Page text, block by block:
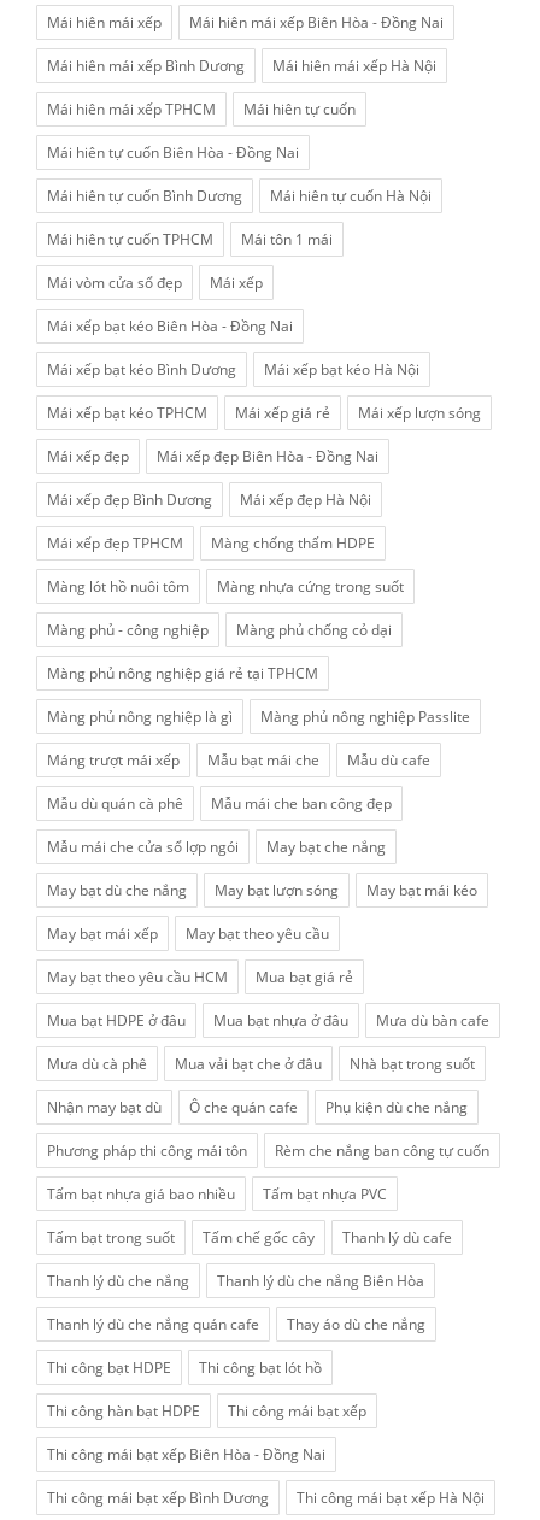
Mái hiên mái xếp Mái hiên mái xếp Biên Hòa - Đồng Nai
Mái hiên mái xếp Bình Dương Mái hiên mái xếp Hà Nội
Mái hiên mái xếp TPHCM Mái hiên tự cuốn
Mái hiên tự cuốn Biên Hòa - Đồng Nai
Mái hiên tự cuốn Bình Dương Mái hiên tự cuốn Hà Nội
Mái hiên tự cuốn TPHCM Mái tôn 1 mái
Mái vòm cửa sổ đẹp Mái xếp
Mái xếp bạt kéo Biên Hòa - Đồng Nai
Mái xếp bạt kéo Bình Dương Mái xếp bạt kéo Hà Nội
Mái xếp bạt kéo TPHCM Mái xếp giá rẻ Mái xếp lượn sóng
Mái xếp đẹp Mái xếp đẹp Biên Hòa - Đồng Nai
Mái xếp đẹp Bình Dương Mái xếp đẹp Hà Nội
Mái xếp đẹp TPHCM Màng chống thấm HDPE
Màng lót hồ nuôi tôm Màng nhựa cứng trong suốt
Màng phủ - công nghiệp Màng phủ chống cỏ dại
Màng phủ nông nghiệp giá rẻ tại TPHCM
Màng phủ nông nghiệp là gì Màng phủ nông nghiệp Passlite
Máng trượt mái xếp Mẫu bạt mái che Mẫu dù cafe
Mẫu dù quán cà phê Mẫu mái che ban công đẹp
Mẫu mái che cửa sổ lợp ngói May bạt che nắng
May bạt dù che nắng May bạt lượn sóng May bạt mái kéo
May bạt mái xếp May bạt theo yêu cầu
May bạt theo yêu cầu HCM Mua bạt giá rẻ
Mua bạt HDPE ở đâu Mua bạt nhựa ở đâu Mưa dù bàn cafe
Mưa dù cà phê Mua vải bạt che ở đâu Nhà bạt trong suốt
Nhận may bạt dù Ô che quán cafe Phụ kiện dù che nắng
Phương pháp thi công mái tôn Rèm che nắng ban công tự cuốn
Tấm bạt nhựa giá bao nhiều Tấm bạt nhựa PVC
Tấm bạt trong suốt Tấm chế gốc cây Thanh lý dù cafe
Thanh lý dù che nắng Thanh lý dù che nắng Biên Hòa
Thanh lý dù che nắng quán cafe Thay áo dù che nắng
Thi công bạt HDPE Thi công bạt lót hồ
Thi công hàn bạt HDPE Thi công mái bạt xếp
Thi công mái bạt xếp Biên Hòa - Đồng Nai
Thi công mái bạt xếp Bình Dương Thi công mái bạt xếp Hà Nội